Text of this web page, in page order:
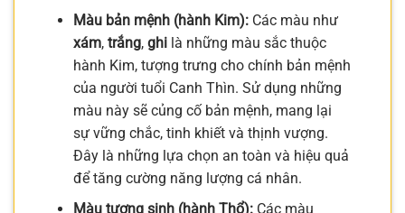
Màu bản mệnh (hành Kim):Các màu như
xám, trắng, ghilà những màu sắc thuộc
hành Kim, tượng trưng cho chính bản mệnh
của người tuổi Canh Thìn. Sử dụng những
màu này sẽ củng cố bản mệnh, mang lại
sự vững chắc, tinh khiết và thịnh vượng.
Đây là những lựa chọn an toàn và hiệu quả
để tăng cường năng lượng cá nhân.
Màu tương sinh (hành Thổ):Các màu